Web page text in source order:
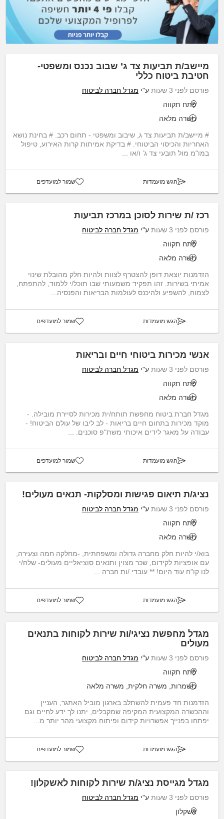
מיישב/ת תביעות צד ג’ שבוב נכנס ומשפטי-
חטיבת ביטוח כללי
פורסם לפני 3 שעות ע"י מגדל חברה לביטוח
פתח תקווה
משרה מלאה
# מיישב/ת תביעות צד ג, שיבוב ומשפטי - תחום רכב. # בחינת נושא
האחריות והכיסוי הביטוחי. # בדיקת אמיתות קרות האירוע, טיפול
במו"מ מול תובעי צד ג’ ו/או ...
הגש מועמדות שמור למועדפים
רכז /ת שירות לסוכן במרכז תביעות
פורסם לפני 3 שעות ע"י מגדל חברה לביטוח
פתח תקווה
משרה מלאה
הזדמנות יוצאת דופן להצטרף לצוות ולהיות חלק מהובלת שינוי
אמיתי בשירות. זהו תפקיד משמעותי שבו תוכל/י ללמוד, להתפתח,
לצמוח, להשפיע ולהיכנס לעולמות הבריאות והפנסיה...
הגש מועמדות שמור למועדפים
אנשי מכירות ביטוחי חיים ובריאות
פורסם לפני 3 שעות ע"י מגדל חברה לביטוח
פתח תקווה
משרה מלאה
מגדל חברת ביטוח מחפשת תותח/ית מכירות לסיירת מובילה. -
מוקד מכירות בתחום חיים בריאות - לב ליבו של עולם הביטוח! -
עבודה על מאגר לידים איכותי משת"פ סוכנים. ...
הגש מועמדות שמור למועדפים
נציג/ת תיאום פגישות ומסלקות- תנאים מעולים!
פורסם לפני 3 שעות ע"י מגדל חברה לביטוח
פתח תקווה
משרה מלאה
בוא/י להיות חלק מחברה גדולה ומשפחתית, -מחלקה חמה וצעירה,
עם אופציות לקידום, שכר מצוין ותנאים סוציאליים מעולים- שלח/י
לנו קו"ח עוד היום! ** עובדי /ות חברה ...
הגש מועמדות שמור למועדפים
מגדל מחפשת נציגי/ות שירות לקוחות בתנאים
מעולים
פורסם לפני 3 שעות ע"י מגדל חברה לביטוח
פתח תקווה
משמרות, משרה חלקית, משרה מלאה
הזדמנות חד פעמית להשתלב בארגון מוביל האתגר, העניין
וההכשרה המקצועית המקיפה שמקבלים, יתנו לך ידע לחיים וגם
יפתחו בפנייך אפשרויות קידום ופיתוח מקצועי מהר יותר מ...
הגש מועמדות שמור למועדפים
מגדל מגייסת נציג/ת שירות לקוחות לאשקלון!
פורסם לפני 3 שעות ע"י מגדל חברה לביטוח
אשקלון